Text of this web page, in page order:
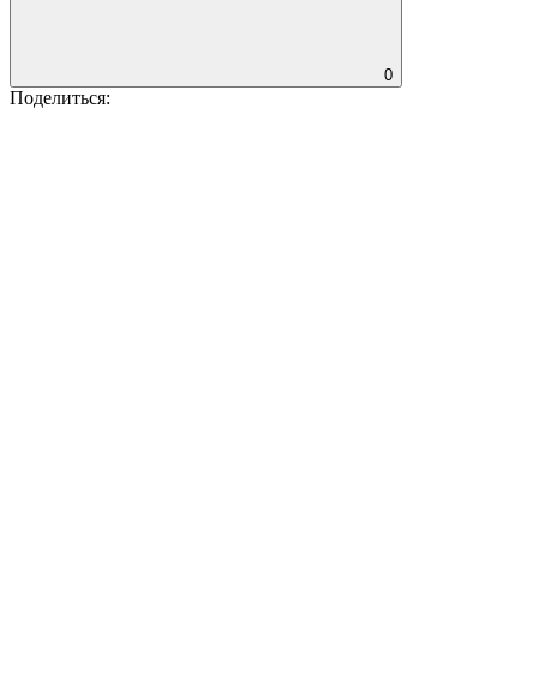
0
Поделиться: